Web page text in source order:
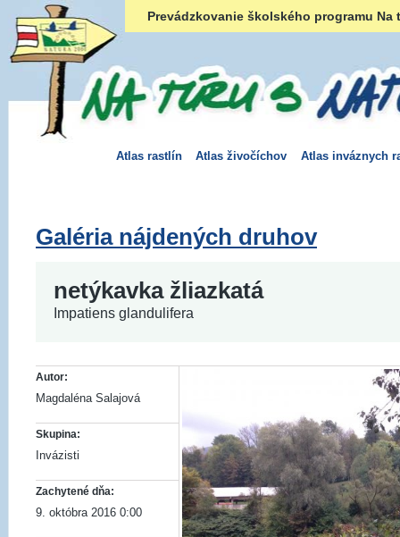
Prevádzkovanie školského programu
Atlas rastlín Atlas živočíchov Atlas inváznych
Galéria nájdených druhov
netýkavka žliazkatá
Impatiens glandulifera
Autor:
Magdaléna Salajová
Skupina:
Invázisti
Zachytené dňa:
9. októbra 2016 0:00